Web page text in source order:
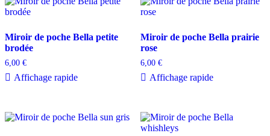
Miroir de poche Bella petite
brodée
6,00 €
Affichage rapide
Miroir de poche Bella prairie
rose
6,00 €
Affichage rapide